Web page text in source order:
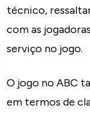
técnico,
com as
serviço no jogo.
O jogo no ABC
em termos de